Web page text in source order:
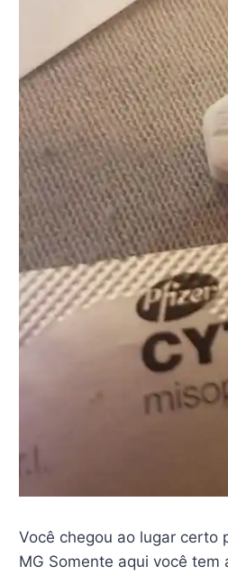
Você chegou ao lugar certo
MG Somente aqui você